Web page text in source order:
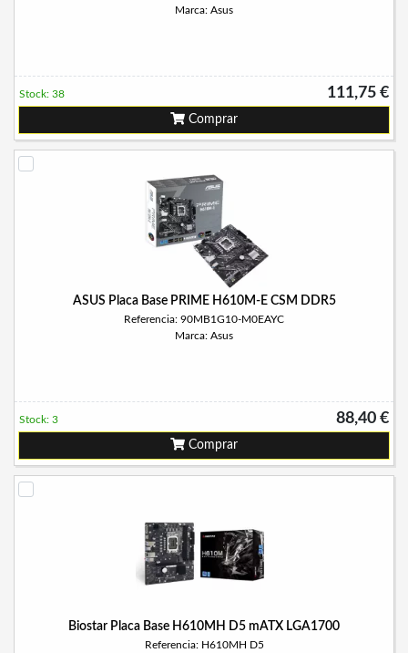
Marca: Asus
111,75 €
Stock: 38
Comprar
ASUS Placa Base PRIME H610M-E CSM DDR5
Referencia: 90MB1G10-M0EAYC
Marca: Asus
88,40 €
Stock: 3
Comprar
Biostar Placa Base H610MH D5 mATX LGA1700
Referencia: H610MH D5